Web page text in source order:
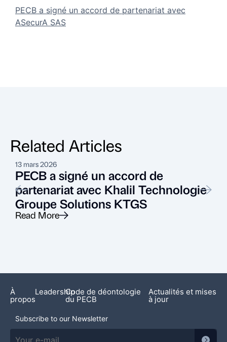
PECB a signé un accord de partenariat avec
ASecurA SAS
Related Articles
13 mars 2026
PECB a signé un accord de
partenariat avec Khalil Technologie
Groupe Solutions KTGS
Read More
À
propos
LeadershipCode de déontologie
du PECB
Actualités et mises
à jour
Subscribe to our Newsletter